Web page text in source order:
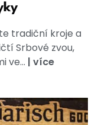
tradiční kroje a
Srbové zvou,
ve... | více